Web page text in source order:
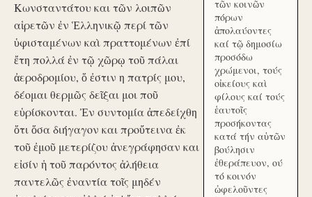
Κωνσταντάτου και τῶν λοιπῶν
αἱρετῶν ἐν Ἑλληνικῷ περί τῶν
ὑφισταμένων καὶ πραττομένων ἐπί
ἔτη πολλά ἐν τῷ χῶρῳ τοῦ πάλαι
ἀεροδρομίου, ὅ ἐστιν η πατρίς μου,
δέομαι θερμῶς δεῖξαι μοι ποῦ
εὑρίσκονται. Ἐν συντομία ἀπεδείχθη
ὅτι ὅσα διήγαγον και προὔτεινα ἐκ
τοῦ ἐμοῦ μετερίζου ἀνεγράφησαν και
εἰσίν ἡ τοῦ παρόντος ἀλήθεια
παντελῶς ἐναντία τοῖς μηδέν
τῶν κοινῶν
πόρων
ἀπολαύοντες
καί τῷ δημοσίω
προσόδω
χρώμενοι, τούς
οἰκείους καὶ
φίλους καί τούς
ἑαυτοῖς
προσήκοντας
κατά τήν αὑτῶν
βούλησιν
ἐθεράπευον, ού
τό κοινόν
ὠφελοῦντες